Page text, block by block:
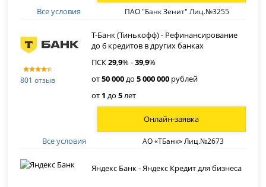
Все условия ПАО "Банк Зенит" Лиц.№3255
801 отзыв
Т-Банк (Тинькофф) - Рефинансирование
до 6 кредитов в других банках
ПСК29,9% -39,9%
от50 000до5 000 000 рублей
от 1 до5лет
Все условия АО «ТБанк» Лиц.№2673
Онлайн-заявка
Яндекс Банк - Яндекс Кредит для бизнеса